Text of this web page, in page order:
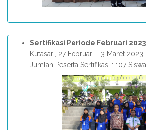
Sertifikasi Periode Februari 2023
Kutasari, 27 Februari - 3 Maret 2023
Jumlah Peserta Sertifikasi : 107 Siswa